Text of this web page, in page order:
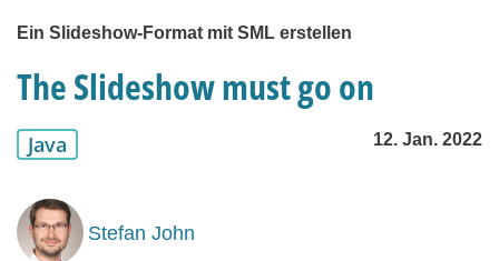
Ein Slideshow-Format mit SML erstellen
The Slideshow must go on
Java 12. Jan. 2022
Stefan John